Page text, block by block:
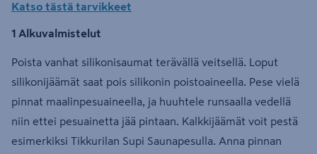
Katso tästä tarvikkeet
1 Alkuvalmistelut
Poista vanhat silikonisaumat terävällä veitsellä. Loput
silikonijäämät saat pois silikonin poistoaineella. Pese vielä
pinnat maalinpesuaineella, ja huuhtele runsaalla vedellä
niin ettei pesuainetta jää pintaan. Kalkkijäämät voit pestä
esimerkiksi Tikkurilan Supi Saunapesulla. Anna pinnan